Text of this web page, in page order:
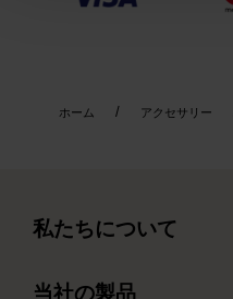
ホーム アクセサリー
私たちについて
当社の製品